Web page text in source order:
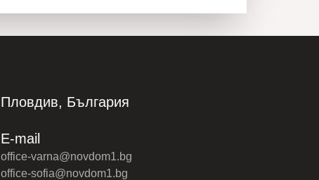
Пловдив, България
E-mail
office-varna@novdom1.bg
office-sofia@novdom1.bg